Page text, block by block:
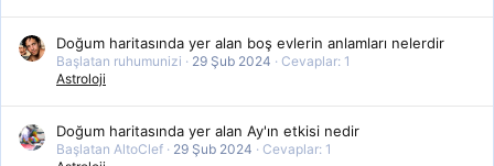
Doğum haritasında yer alan boş evlerin anlamları nelerdir
Başlatan ruhumunizi 29 Şub 2024
Cevaplar: 1
Astroloji
Doğum haritasında yer alan Ay'ın etkisi nedir
Başlatan AltoClef 29 Şub 2024
Cevaplar: 1